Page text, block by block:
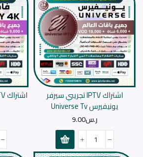
اشتراك IPTV تجريبي سيرفر
يونيفيرس Universe Tv
ر.س9.00